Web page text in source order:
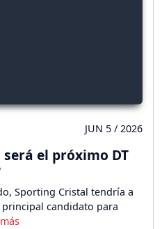
JUN 5 / 2026
el próximo DT
Sporting Cristal tendría a
candidato para